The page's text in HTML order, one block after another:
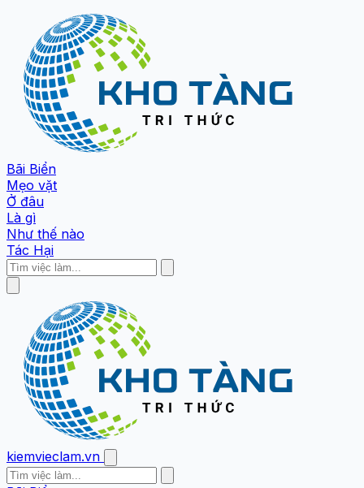
Bãi Biển
Mẹo vặt
Ở đâu
Là gì
Như thế nào
Tác Hại
kiemvieclam.vn